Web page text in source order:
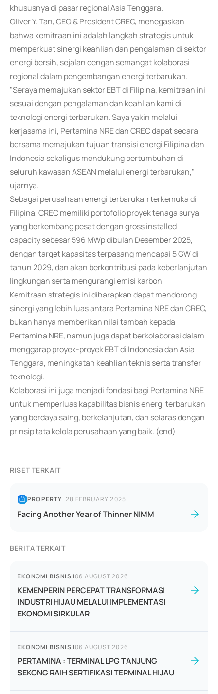
khususnya di pasar regional Asia Tenggara.
Oliver Y. Tan, CEO & President CREC, menegaskan
bahwa kemitraan ini adalah langkah strategis untuk
memperkuat sinergi keahlian dan pengalaman di sektor
energi bersih, sejalan dengan semangat kolaborasi
regional dalam pengembangan energi terbarukan.
"Seraya memajukan sektor EBT di Filipina, kemitraan ini
sesuai dengan pengalaman dan keahlian kami di
teknologi energi terbarukan. Saya yakin melalui
kerjasama ini, Pertamina NRE dan CREC dapat secara
bersama memajukan tujuan transisi energi Filipina dan
Indonesia sekaligus mendukung pertumbuhan di
seluruh kawasan ASEAN melalui energi terbarukan,"
ujarnya.
Sebagai perusahaan energi terbarukan terkemuka di
Filipina, CREC memiliki portofolio proyek tenaga surya
yang berkembang pesat dengan gross installed
capacity sebesar 596 MWp dibulan Desember 2025,
dengan target kapasitas terpasang mencapai 5 GW di
tahun 2029, dan akan berkontribusi pada keberlanjutan
lingkungan serta mengurangi emisi karbon.
Kemitraan strategis ini diharapkan dapat mendorong
sinergi yang lebih luas antara Pertamina NRE dan CREC,
bukan hanya memberikan nilai tambah kepada
Pertamina NRE, namun juga dapat berkolaborasi dalam
menggarap proyek-proyek EBT di Indonesia dan Asia
Tenggara, meningkatan keahlian teknis serta transfer
teknologi.
Kolaborasi ini juga menjadi fondasi bagi Pertamina NRE
untuk memperluas kapabilitas bisnis energi terbarukan
yang berdaya saing, berkelanjutan, dan selaras dengan
prinsip tata kelola perusahaan yang baik. (end)
RISET TERKAIT
PROPERTY|28 FEBRUARY 2025
Facing Another Year of Thinner NIMM
BERITA TERKAIT
EKONOMI BISNIS |06 AUGUST 2026
KEMENPERIN PERCEPAT TRANSFORMASI
INDUSTRI HIJAU MELALUI IMPLEMENTASI
EKONOMI SIRKULAR
EKONOMI BISNIS |06 AUGUST 2026
PERTAMINA : TERMINAL LPG TANJUNG
SEKONG RAIH SERTIFIKASI TERMINAL HIJAU